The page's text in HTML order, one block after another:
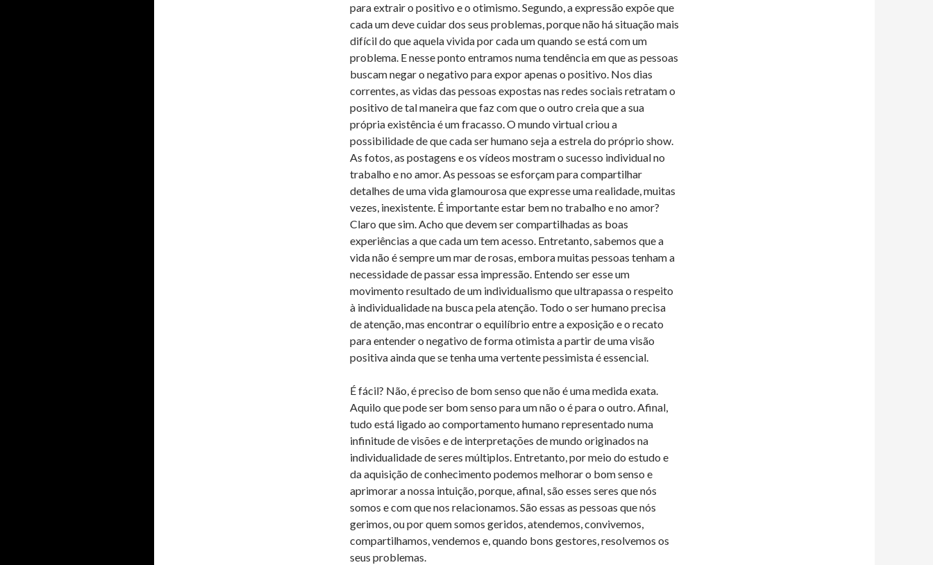
para extrair o positivo e o otimismo. Segundo, a expressão expõe que
cada um deve cuidar dos seus problemas, porque não há situação mais
difícil do que aquela vivida por cada um quando se está com um
problema. E nesse ponto entramos numa tendência em que as pessoas
buscam negar o negativo para expor apenas o positivo. Nos dias
correntes, as vidas das pessoas expostas nas redes sociais retratam o
positivo de tal maneira que faz com que o outro creia que a sua
própria existência é um fracasso. O mundo virtual criou a
possibilidade de que cada ser humano seja a estrela do próprio show.
As fotos, as postagens e os vídeos mostram o sucesso individual no
trabalho e no amor. As pessoas se esforçam para compartilhar
detalhes de uma vida glamourosa que expresse uma realidade, muitas
vezes, inexistente. É importante estar bem no trabalho e no amor?
Claro que sim. Acho que devem ser compartilhadas as boas
experiências a que cada um tem acesso. Entretanto, sabemos que a
vida não é sempre um mar de rosas, embora muitas pessoas tenham a
necessidade de passar essa impressão. Entendo ser esse um
movimento resultado de um individualismo que ultrapassa o respeito
à individualidade na busca pela atenção. Todo o ser humano precisa
de atenção, mas encontrar o equilíbrio entre a exposição e o recato
para entender o negativo de forma otimista a partir de uma visão
positiva ainda que se tenha uma vertente pessimista é essencial.
É fácil? Não, é preciso de bom senso que não é uma medida exata.
Aquilo que pode ser bom senso para um não o é para o outro. Afinal,
tudo está ligado ao comportamento humano representado numa
infinitude de visões e de interpretações de mundo originados na
individualidade de seres múltiplos. Entretanto, por meio do estudo e
da aquisição de conhecimento podemos melhorar o bom senso e
aprimorar a nossa intuição, porque, afinal, são esses seres que nós
somos e com que nos relacionamos. São essas as pessoas que nós
gerimos, ou por quem somos geridos, atendemos, convivemos,
compartilhamos, vendemos e, quando bons gestores, resolvemos os
seus problemas.